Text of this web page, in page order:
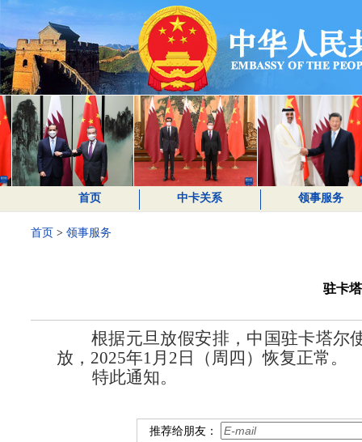
首页 中卡关系 领事服务
首页 > 领事服务
驻卡
根据元旦放假安排，中国驻卡塔尔
放，2025年1月2日（周四）恢复正常。
特此通知。
推荐给朋友：